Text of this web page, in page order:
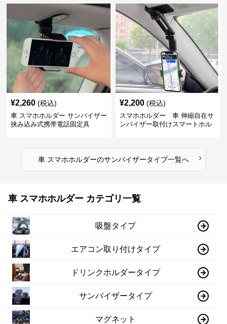
¥2,260 (税込)
車 スマホホルダー サンバイザー
挟み込み式携帯電話固定具
¥2,200 (税込)
スマホホルダー 車 伸縮自在サ
ンバイザー取付けスマートホル
車 スマホホルダーのサンバイザータイプ一覧へ ›
車 スマホホルダー カテゴリ一覧
吸盤タイプ
エアコン取り付けタイプ
ドリンクホルダータイプ
サンバイザータイプ
マグネット